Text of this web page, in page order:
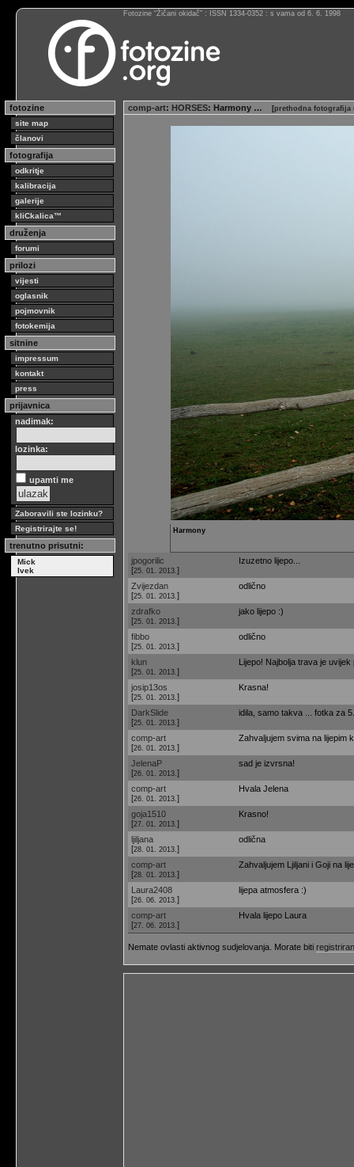
Fotozine “Žičani okidač” : ISSN 1334-0352 : s vama od 6. 6. 1998
fotozine
site map
članovi
fotografija
odkritje
kalibracija
galerije
kliCkalica™
druženja
forumi
prilozi
vijesti
oglasnik
pojmovnik
fotokemija
sitnine
impressum
kontakt
press
prijavnica
nadimak:
lozinka:
upamti me
Zaboravili ste lozinku?
Registrirajte se!
trenutno prisutni:
Mick
Ivek
comp-art: HORSES: Harmony … [prethodna fotografija
Harmony
jpogorilic
[25. 01. 2013. ]
Izuzetno lijepo...
Zvijezdan
[25. 01. 2013. ]
odlično
zdrafko
[25. 01. 2013. ]
jako lijepo :)
fibbo
[25. 01. 2013. ]
odlično
klun
[25. 01. 2013. ]
Lijepo! Najbolja trava je
josip13os
[25. 01. 2013. ]
Krasna!
DarkSlide
[25. 01. 2013. ]
idila, samo takva ... fotka za 5.
comp-art
[26. 01. 2013. ]
Zahvaljujem svima na lijepim
JelenaP
[26. 01. 2013. ]
sad je izvrsna!
comp-art
[26. 01. 2013. ]
Hvala Jelena
goja1510
[27. 01. 2013. ]
Krasno!
ljiljana
[28. 01. 2013. ]
odlična
comp-art
[28. 01. 2013. ]
Zahvaljujem Ljiljani i Goji na
Laura2408
[26. 06. 2013. ]
lijepa atmosfera :)
comp-art
[27. 06. 2013. ]
Hvala lijepo Laura
Nemate ovlasti aktivnog sudjelovanja. Morate biti